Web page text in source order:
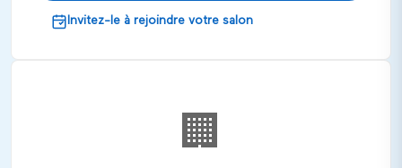
Invitez-le à rejoindre votre salon
🏢